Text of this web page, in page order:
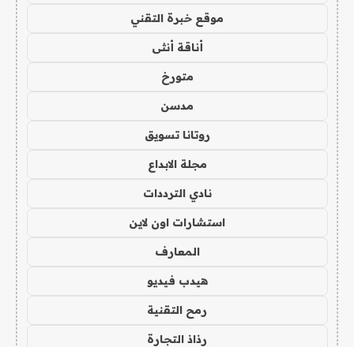
موقع خبرة التقني
أناقة أنثى
متورخ
مدسن
روتانا تسويق
مجلة الابداع
نادي الترددات
استشارات اون لاين
المعارف
هيدب فيديو
رمح التقنية
رذاذ التجارة